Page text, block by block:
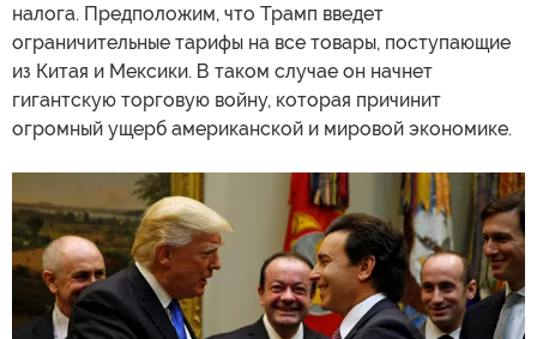
налога. Предположим, что Трамп введет
ограничительные тарифы на все товары, поступающие
из Китая и Мексики. В таком случае он начнет
гигантскую торговую войну, которая причинит
огромный ущерб американской и мировой экономике.